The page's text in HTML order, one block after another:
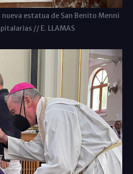
nueva estatua de San Benito Menni
// E. LLAMAS